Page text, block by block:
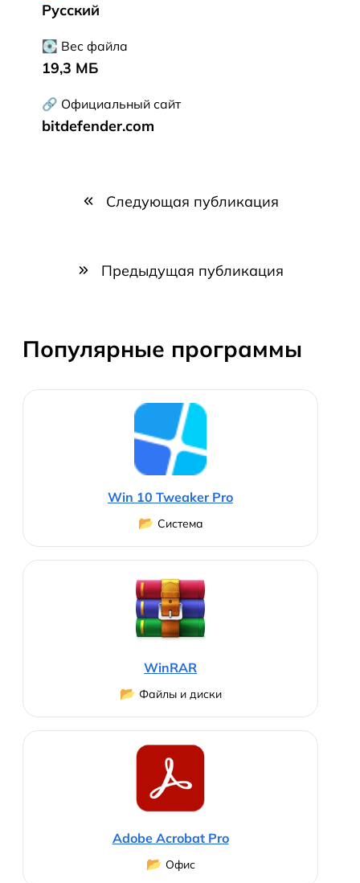
Русский
💽 Вес файла
19,3 МБ
🔗 Официальный сайт
bitdefender.com
Следующая публикация
Предыдущая публикация
Популярные программы
Win 10 Tweaker Pro
📂 Система
WinRAR
📂 Файлы и диски
Adobe Acrobat Pro
📂 Офис